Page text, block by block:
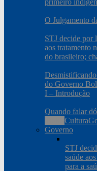
primeiro
O Julgamento
STJ decide por
aos tratamento
do brasileiro;
do Governo
I – Introdução
Quando falar
Cultura
Governo
STJ
saúde
para a